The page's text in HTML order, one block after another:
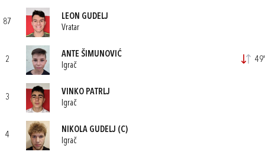
87
LEON GUDELJ
Vratar
2
ANTE ŠIMUNOVIĆ
Igrač
49'
3
VINKO PATRLJ
Igrač
4
NIKOLA GUDELJ (C)
Igrač